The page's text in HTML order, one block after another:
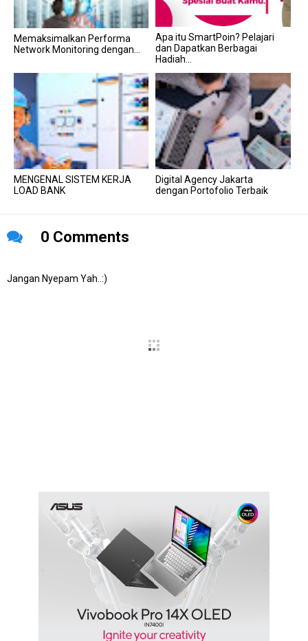
Memaksimalkan Performa
Network Monitoring dengan...
Apa itu SmartPoin? Pelajari
dan Dapatkan Berbagai
Hadiah...
MENGENAL SISTEM KERJA
LOAD BANK
Digital Agency Jakarta
dengan Portofolio Terbaik
0 Comments
Jangan Nyepam Yah..:)